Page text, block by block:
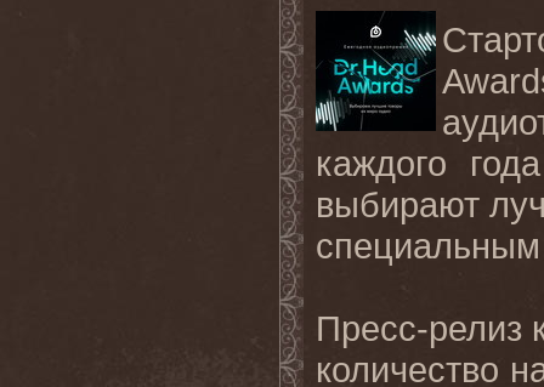
каждого
выбирают
специальным
Пресс-релиз
количество